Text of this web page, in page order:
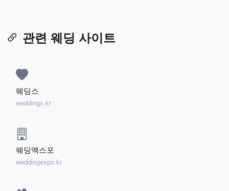
관련 웨딩 사이트
웨딩스
weddings.kr
웨딩엑스포
weddingexpo.kr